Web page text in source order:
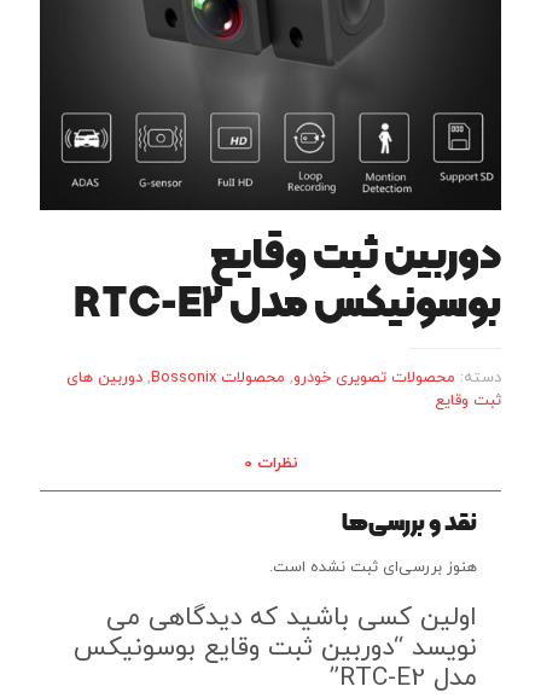
دوربین ثبت وقایع
بوسونیکس مدل RTC-E2
دسته: محصولات تصویری خودرو, محصولات Bossonix , دوربین های
ثبت وقایع
نظرات 0
نقد و بررسی‌ها
هنوز بررسی‌ای ثبت نشده است.
اولین کسی باشید که دیدگاهی می
نویسد “دوربین ثبت وقایع بوسونیکس
مدل RTC-E2”